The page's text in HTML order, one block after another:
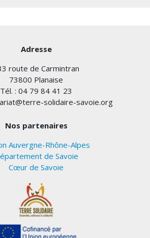
Adresse
route de Carmintran
73800 Planaise
Tél. : 04 79 84 41 23
solidaire-savoie.org
Nos partenaires
Auvergne-Rhône-Alpes
de Savoie
Cœur de Savoie